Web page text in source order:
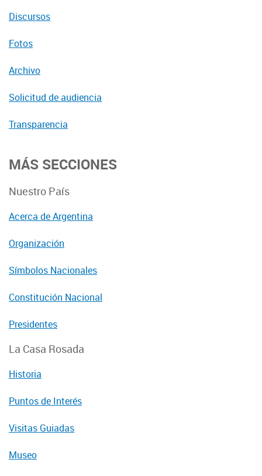
Discursos
Fotos
Archivo
Solicitud de audiencia
Transparencia
MÁS SECCIONES
Nuestro País
Acerca de Argentina
Organización
Símbolos Nacionales
Constitución Nacional
Presidentes
La Casa Rosada
Historia
Puntos de Interés
Visitas Guiadas
Museo